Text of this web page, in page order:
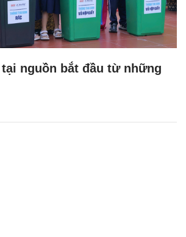
nguồn bắt đầu từ những